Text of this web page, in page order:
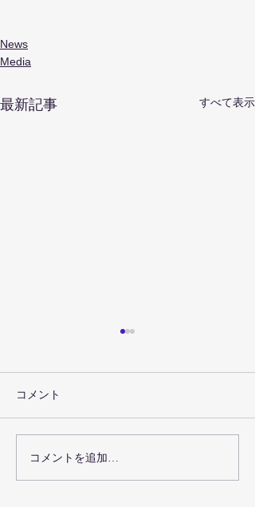
News
Media
最新記事 すべて表示
【代表登壇のお知らせ】
食と地域の未来会議 in 弘
コメント
コメントを追加…